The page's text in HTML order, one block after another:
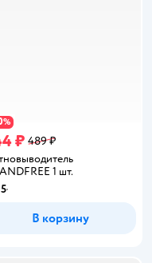
%
₽ 489 ₽
1 шт.
5
В корзину